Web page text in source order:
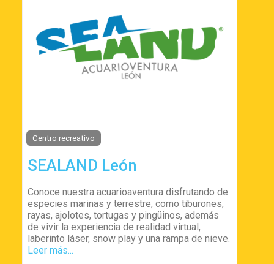
Centro recreativo
SEALAND León
Conoce nuestra acuarioaventura disfrutando de
especies marinas y terrestre, como tiburones,
rayas, ajolotes, tortugas y pingüinos, además
de vivir la experiencia de realidad virtual,
laberinto láser, snow play y una rampa de nieve.
Leer más...